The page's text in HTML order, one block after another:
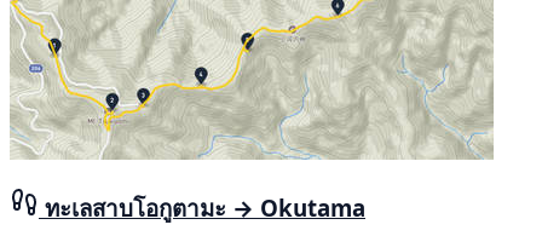
ทะเลสาบโอกูตามะ → Okutama